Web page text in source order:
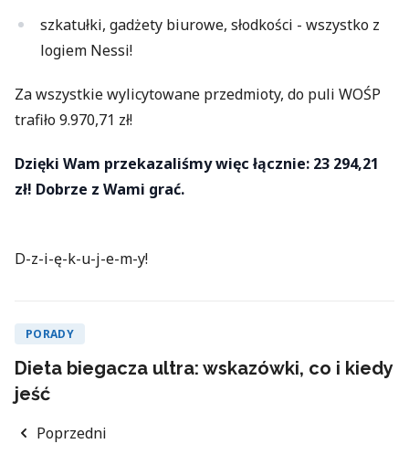
szkatułki, gadżety biurowe, słodkości - wszystko z
logiem Nessi!
Za wszystkie wylicytowane przedmioty, do puli WOŚP
trafiło 9.970,71 zł!
Dzięki Wam przekazaliśmy więc łącznie: 23 294,21
zł! Dobrze z Wami grać.
D-z-i-ę-k-u-j-e-m-y!
PORADY
Dieta biegacza ultra: wskazówki, co i kiedy
jeść
Poprzedni